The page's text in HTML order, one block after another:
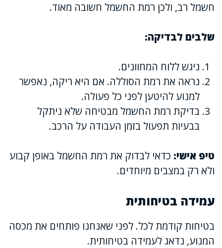
חשמל רב, ולכן רמת החשמל חשובה מאוד.
שלבים לבדיקה:
ניגש ללוח המחוונים.
נראה את רמת הסוללה. אם היא ריקה, נאפשר
למנוע להיטען לפני כל פעולה.
בדיקת רמת החשמל מבטיחה שלא ניתקל
בבעיות תפעול בזמן העבודה על הרכב.
טיפ אישי: כדאי לבדוק את רמת החשמל באופן קבוע
ולא רק במצבים מיוחדים.
עמידה בטיחותית
בטיחות קודמת לכל. לפני שאנחנו פותחים את מכסה
המנוע, נדאג לעמידה בטיחותית.